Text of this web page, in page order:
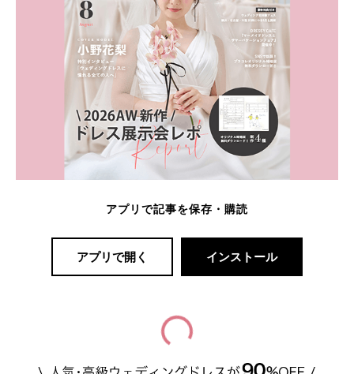
アプリで記事を保存・購読
アプリで開く インストール